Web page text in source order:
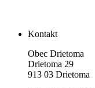
Kontakt
Obec Drietoma
Drietoma 29
913 03 Drietoma